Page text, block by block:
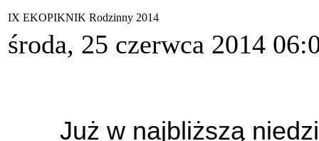
IX EKOPIKNIK Rodzinny 2014
środa, 25 czerwca 2014
Już w najbliższą